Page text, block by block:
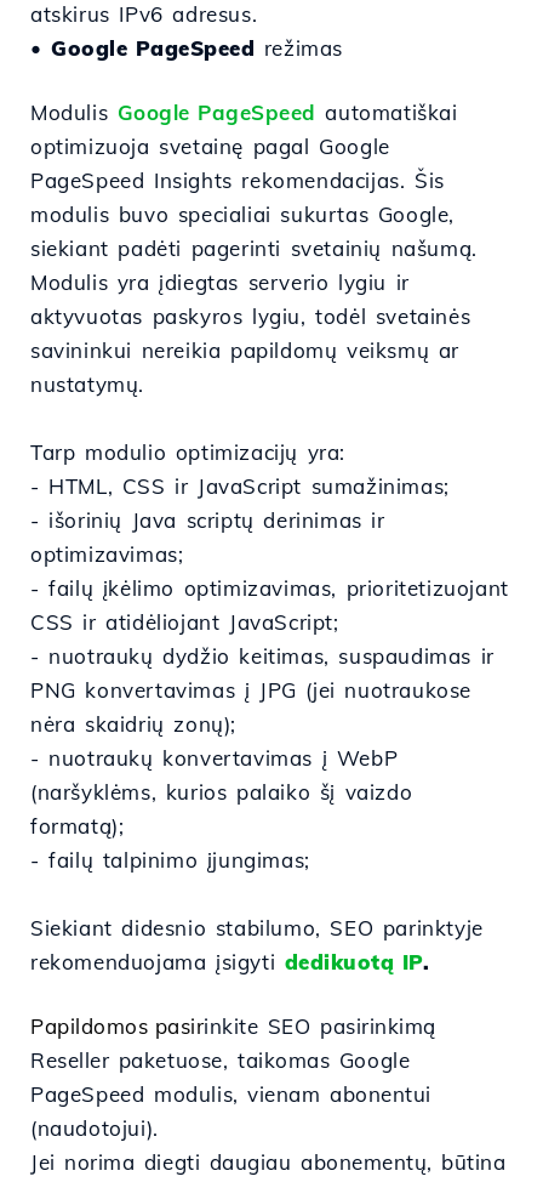
atskirus IPv6 adresus.
• Google PageSpeed režimas
Modulis Google PageSpeed automatiškai
optimizuoja svetainę pagal Google
PageSpeed ​​Insights rekomendacijas. Šis
modulis buvo specialiai sukurtas Google,
siekiant padėti pagerinti svetainių našumą.
Modulis yra įdiegtas serverio lygiu ir
aktyvuotas paskyros lygiu, todėl svetainės
savininkui nereikia papildomų veiksmų ar
nustatymų.
Tarp modulio optimizacijų yra:
- HTML, CSS ir JavaScript sumažinimas;
- išorinių Java scriptų derinimas ir
optimizavimas;
- failų įkėlimo optimizavimas, prioritetizuojant
CSS ir atidėliojant JavaScript;
- nuotraukų dydžio keitimas, suspaudimas ir
PNG konvertavimas į JPG (jei nuotraukose
nėra skaidrių zonų);
- nuotraukų konvertavimas į WebP
(naršyklėms, kurios palaiko šį vaizdo
formatą);
- failų talpinimo įjungimas;
Siekiant didesnio stabilumo, SEO parinktyje
rekomenduojama įsigyti dedikuotą IP.
Papildomos pasirinkite SEO pasirinkimą
Reseller paketuose,taikomas Google
PageSpeed modulis,vienam abonentui
(naudotojui).
Jei norima diegti daugiau abonementų, būtina